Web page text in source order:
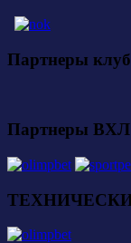
Партнеры
Партнеры ВХЛ